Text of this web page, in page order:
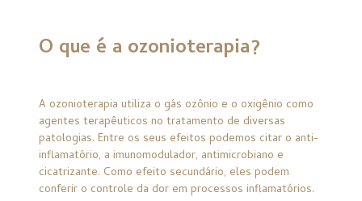
O que é a ozonioterapia?
A ozonioterapia utiliza o gás ozônio e o oxigênio como
agentes terapêuticos no tratamento de diversas
patologias. Entre os seus efeitos podemos citar o anti-
inflamatório, a imunomodulador, antimicrobiano e
cicatrizante. Como efeito secundário, eles podem
conferir o controle da dor em processos inflamatórios.